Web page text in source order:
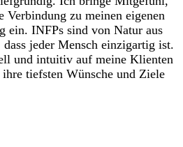
Verbindung zu meinen eigenen
ein. INFPs sind von Natur aus
jeder Mensch einzigartig ist.
und intuitiv auf meine Klienten
tiefsten Wünsche und Ziele